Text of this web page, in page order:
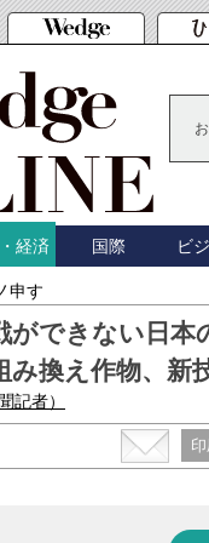
経済 国際 ビ
申す
ができない日
み換え作物、新
記者）